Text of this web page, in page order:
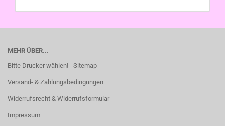
MEHR ÜBER...
Bitte Drucker wählen! - Sitemap
Versand- & Zahlungsbedingungen
Widerrufsrecht & Widerrufsformular
Impressum